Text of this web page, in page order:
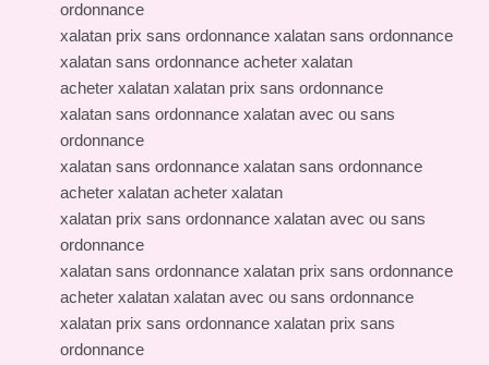
ordonnance
xalatan prix sans ordonnance xalatan sans ordonnance
xalatan sans ordonnance acheter xalatan
acheter xalatan xalatan prix sans ordonnance
xalatan sans ordonnance xalatan avec ou sans
ordonnance
xalatan sans ordonnance xalatan sans ordonnance
acheter xalatan acheter xalatan
xalatan prix sans ordonnance xalatan avec ou sans
ordonnance
xalatan sans ordonnance xalatan prix sans ordonnance
acheter xalatan xalatan avec ou sans ordonnance
xalatan prix sans ordonnance xalatan prix sans
ordonnance